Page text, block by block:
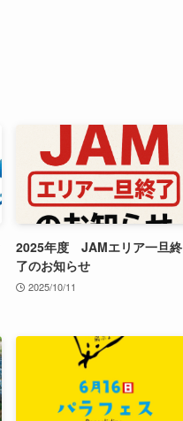
2025年度 JAMエリア一旦終
了のお知らせ
2025/10/11